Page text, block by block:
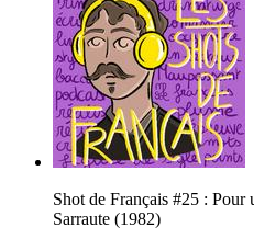
Shot de Français #25 :
Sarraute (1982)